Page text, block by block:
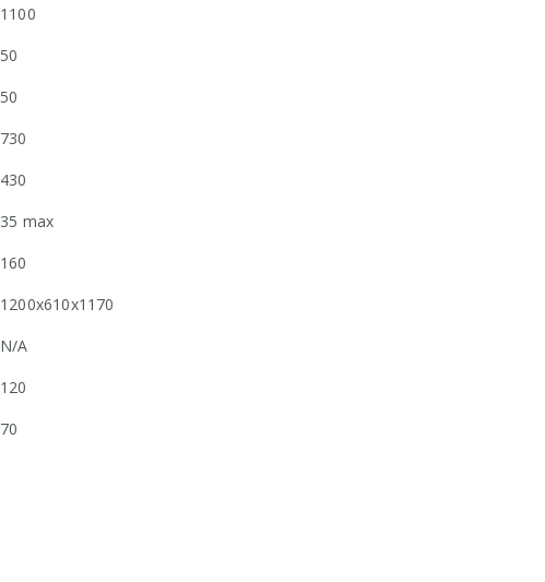
1100
50
50
730
430
35 max
160
1200x610x1170
N/A
120
70